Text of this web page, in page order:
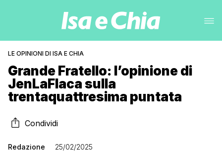
LE OPINIONI DI ISA E CHIA
Grande Fratello: l’opinione di
JenLaFlaca sulla
trentaquattresima puntata
Condividi
Redazione 25/02/2025